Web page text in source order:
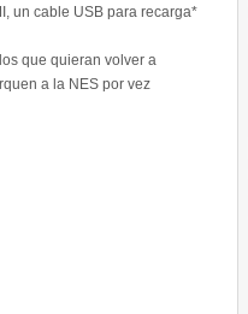
un cable USB para recarga*
que quieran volver a
a la NES por vez